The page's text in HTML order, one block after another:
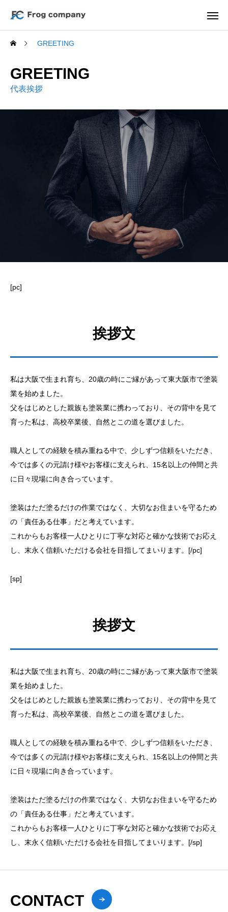
GREETING
GREETING
代表挨拶
[pc]
挨拶文
私は大阪で生まれ育ち、20歳の時にご縁があって東大阪市で塗装
業を始めました。
父をはじめとした親族も塗装業に携わっており、その背中を見て
育った私は、高校卒業後、自然とこの道を選びました。
職人としての経験を積み重ねる中で、少しずつ信頼をいただき、
今では多くの元請け様やお客様に支えられ、15名以上の仲間と共
に日々現場に向き合っています。
塗装はただ塗るだけの作業ではなく、大切なお住まいを守るため
の「責任ある仕事」だと考えています。
これからもお客様一人ひとりに丁寧な対応と確かな技術でお応え
し、末永く信頼いただける会社を目指してまいります。[/pc]
[sp]
挨拶文
私は大阪で生まれ育ち、20歳の時にご縁があって東大阪市で塗装
業を始めました。
父をはじめとした親族も塗装業に携わっており、その背中を見て
育った私は、高校卒業後、自然とこの道を選びました。
職人としての経験を積み重ねる中で、少しずつ信頼をいただき、
今では多くの元請け様やお客様に支えられ、15名以上の仲間と共
に日々現場に向き合っています。
塗装はただ塗るだけの作業ではなく、大切なお住まいを守るため
の「責任ある仕事」だと考えています。
これからもお客様一人ひとりに丁寧な対応と確かな技術でお応え
し、末永く信頼いただける会社を目指してまいります。[/sp]
CONTACT